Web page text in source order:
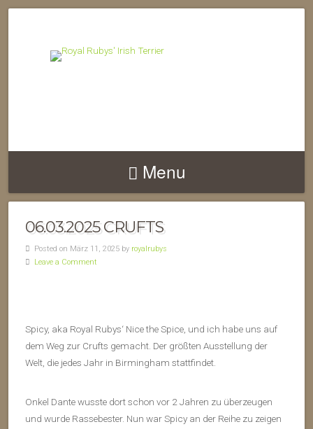
Menu
06.03.2025 CRUFTS
Posted on März 11, 2025 by royalrubys
Leave a Comment
Spicy, aka Royal Rubys‘ Nice the Spice, und ich habe uns auf
dem Weg zur Crufts gemacht. Der größten Ausstellung der
Welt, die jedes Jahr in Birmingham stattfindet.
Onkel Dante wusste dort schon vor 2 Jahren zu überzeugen
und wurde Rassebester. Nun war Spicy an der Reihe zu zeigen